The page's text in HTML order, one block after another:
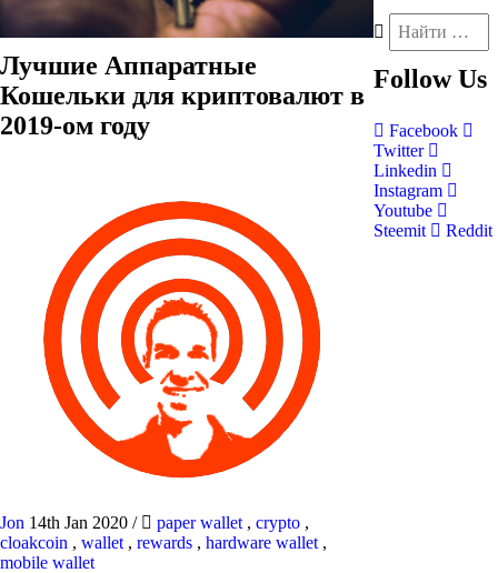
Лучшие Аппаратные
Кошельки для криптовалют в
2019-ом году
Jon 14th Jan 2020 / paper wallet , crypto ,
cloakcoin , wallet , rewards , hardware wallet ,
mobile wallet
Follow Us
Facebook
Twitter
Linkedin
Instagram
Youtube
Steemit
Reddit